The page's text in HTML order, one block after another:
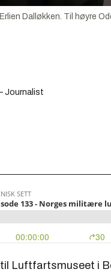
Dalløkken. Til høyre
Journalist
Luftfartsmuseet i